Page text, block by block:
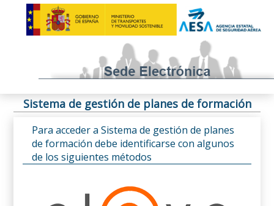
Sistema de gestión de planes de formación
Para acceder a Sistema de gestión de planes
de formación debe identificarse con algunos
de los siguientes métodos